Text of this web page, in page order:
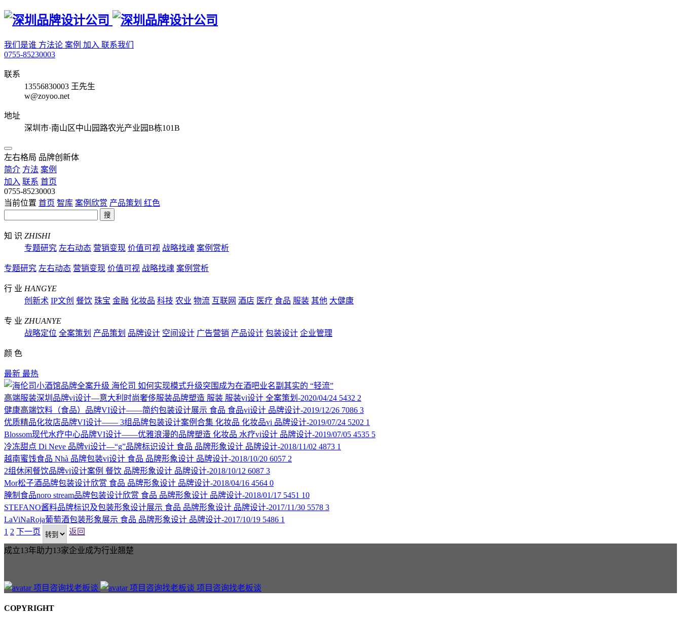
我们是谁 方法论 案例 加入 联系我们
0755-85230003
联系
13556830003 王先生
w@zoyoo.net
地址
深圳市·南山区中山园路农光产业园B栋101B
左右格局 品牌创新体
简介 方法 案例
加入 联系 首页
0755-85230003
当前位置 首页 智库 案例欣赏 产品策划 红色
搜
知 识 ZHISHI
专题研究 左右动态 营销变现 价值可视 战略找魂 案例赏析
专题研究 左右动态 营销变现 价值可视 战略找魂 案例赏析
行 业 HANGYE
创新术 IP文创 餐饮 珠宝 金融 化妆品 科技 农业 物流 互联网 酒店 医疗 食品 服装 其他 大健康
专 业 ZHUANYE
战略定位 全案策划 产品策划 品牌设计 空间设计 广告营销 产品设计 包装设计 企业管理
颜 色
最新 最热
海伦司 如何实现模式升级突围成为在酒吧业名副其实的 “轻流”
高端服装深圳品牌vi设计—意大利时尚奢侈服装品牌塑造 服装 服装vi设计 全案策划-2020/04/24 5432 2
健康高端饮料（食品）品牌VI设计——简约包装设计展示 食品 食品vi设计 品牌设计-2019/12/26 7086 3
优质精品化妆店品牌VI设计—— 3组品牌包装设计案例合集 化妆品 化妆品vi 品牌设计-2019/07/24 5202 1
Blossom现代水疗中心品牌VI设计——优雅浪漫的品牌塑造 化妆品 水疗vi设计 品牌设计-2019/07/05 4535 5
冷冻甜点 Di Neve 品牌vi设计—“g”品牌标识设计 食品 品牌形象设计 品牌设计-2018/11/02 4873 1
越南蜜饯食品 Nhà 品牌包装vi设计 食品 品牌形象设计 品牌设计-2018/10/20 6057 2
2组休闲餐饮品牌vi设计案例 餐饮 品牌形象设计 品牌设计-2018/10/12 6087 3
Mor松子酒品牌包装设计欣赏 食品 品牌形象设计 品牌设计-2018/04/16 4564 0
腌制食品noro stream品牌包装设计欣赏 食品 品牌形象设计 品牌设计-2018/01/17 5451 10
STEFANO酱料品牌标识及包装形象设计展示 食品 品牌形象设计 品牌设计-2017/11/30 5578 3
LaViNaRoja葡萄酒包装形象展示 食品 品牌形象设计 品牌设计-2017/10/19 5486 1
1 2 下一页 返回
成立13年助力13家企业成为行业翘楚
项目咨询找老板谈
COPYRIGHT